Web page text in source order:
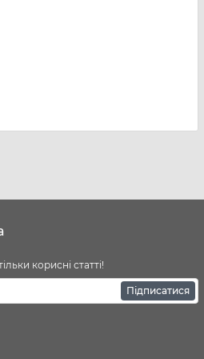
корисні статті!
Підписатися